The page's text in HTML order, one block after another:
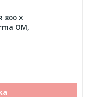
800 X
OM,